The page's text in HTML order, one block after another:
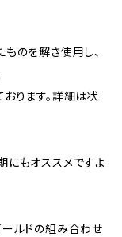
のを解き使用し、
ります。詳細は状
にもオススメですよ
ールドの組み合わせ